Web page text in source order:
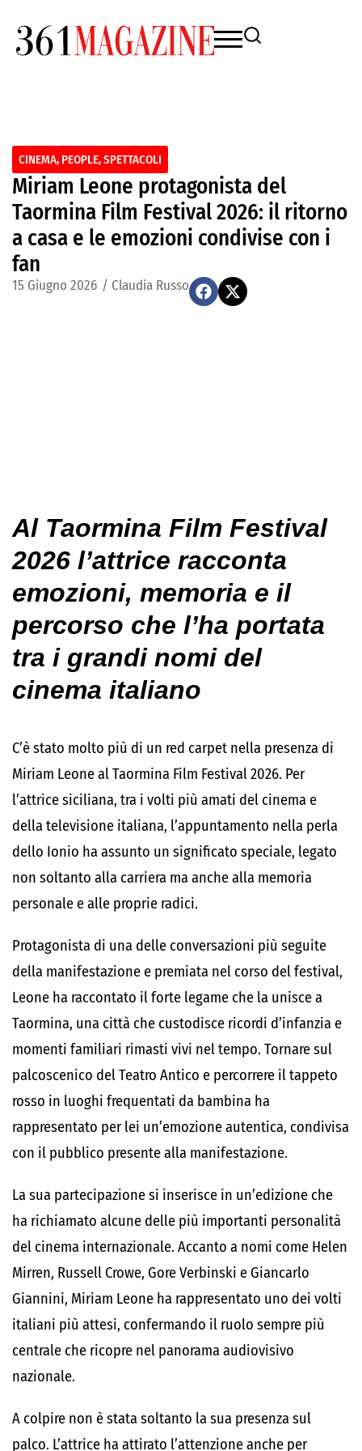
CINEMA, PEOPLE,SPETTACOLI
Miriam Leone protagonista del
Taormina Film Festival 2026: il ritorno
a casa e le emozioni condivise con i
fan
15 Giugno 2026 / Claudia Russo
Al Taormina Film Festival
2026 l’attrice racconta
emozioni, memoria e il
percorso che l’ha portata
tra i grandi nomi del
cinema italiano
C’è stato molto più di un red carpet nella presenza di
Miriam Leone al Taormina Film Festival 2026. Per
l’attrice siciliana, tra i volti più amati del cinema e
della televisione italiana, l’appuntamento nella perla
dello Ionio ha assunto un significato speciale, legato
non soltanto alla carriera ma anche alla memoria
personale e alle proprie radici.
Protagonista di una delle conversazioni più seguite
della manifestazione e premiata nel corso del festival,
Leone ha raccontato il forte legame che la unisce a
Taormina, una città che custodisce ricordi d’infanzia e
momenti familiari rimasti vivi nel tempo. Tornare sul
palcoscenico del Teatro Antico e percorrere il tappeto
rosso in luoghi frequentati da bambina ha
rappresentato per lei un’emozione autentica, condivisa
con il pubblico presente alla manifestazione.
La sua partecipazione si inserisce in un’edizione che
ha richiamato alcune delle più importanti personalità
del cinema internazionale. Accanto a nomi come Helen
Mirren, Russell Crowe, Gore Verbinski e Giancarlo
Giannini, Miriam Leone ha rappresentato uno dei volti
italiani più attesi, confermando il ruolo sempre più
centrale che ricopre nel panorama audiovisivo
nazionale.
A colpire non è stata soltanto la sua presenza sul
palco. L’attrice ha attirato l’attenzione anche per